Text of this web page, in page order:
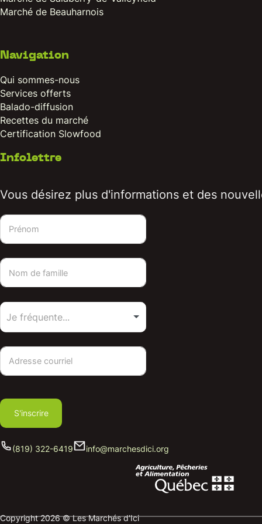
Marché de Beauharnois
Navigation
Qui sommes-nous
Services offerts
Balado-diffusion
Recettes du marché
Certification Slowfood
Infolettre
Vous désirez plus d'informations et des
S'inscrire
(819) 322-6419 info@marchesdici.org
Copyright 2026 © Les Marchés d'Ici